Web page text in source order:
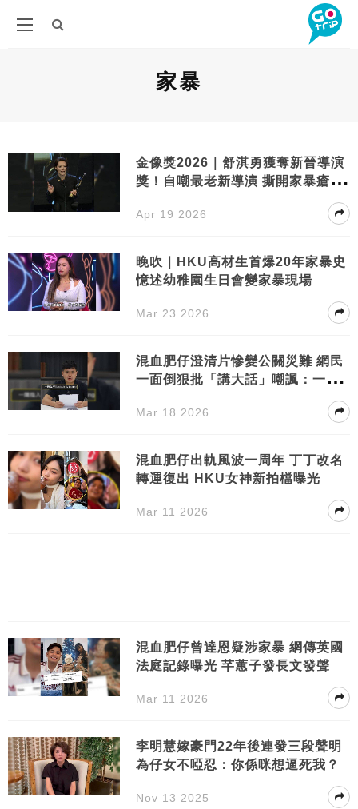
家暴
金像獎2026｜舒淇勇獲奪新晉導演
獎！自嘲最老新導演 撕開家暴瘡疤
Apr 19 2026
晚吹｜HKU高材生首爆20年家暴史
憶述幼稚園生日會變家暴現場
Mar 23 2026
混血肥仔澄清片慘變公關災難 網民
一面倒狠批「講大話」嘲諷：一陽
Mar 18 2026
混血肥仔出軌風波一周年 丁丁改名
轉運復出 HKU女神新拍檔曝光
Mar 11 2026
混血肥仔曾達恩疑涉家暴 網傳英國
法庭記錄曝光 芊蕙子發長文發聲
Mar 11 2026
李明慧嫁豪門22年後連發三段聲明
為仔女不啞忍：你係咪想逼死我？
Nov 13 2025